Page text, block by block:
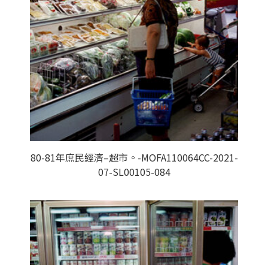
80-81年庶民經濟–超市。-MOFA110064CC-2021-
07-SL00105-084